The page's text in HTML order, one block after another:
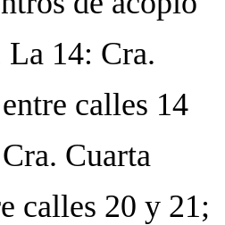
La 14: Cra.
calles 14
Cuarta
calles 20 y 21;